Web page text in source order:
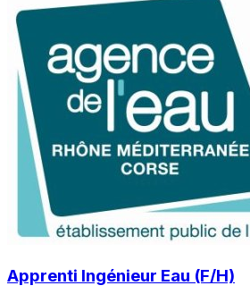
Apprenti Ingénieur Eau (F/H)